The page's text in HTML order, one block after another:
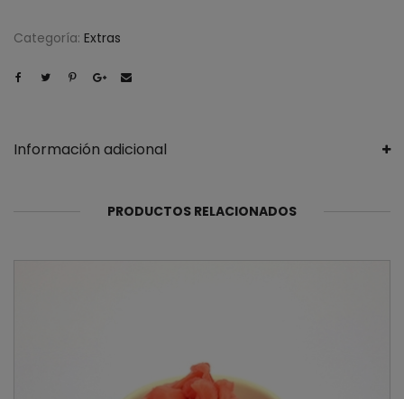
Categoría: Extras
Información adicional
PRODUCTOS RELACIONADOS